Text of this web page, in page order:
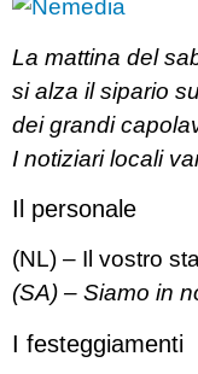
La mattina del
si alza il sipario
dei grandi
I notiziari locali
Il personale
(NL) – Il vostro
(SA) – Siamo in
I festeggiamenti